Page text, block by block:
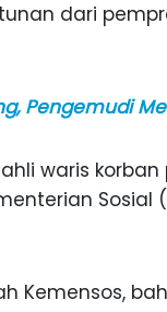
dari
Pengemudi
waris korban
Sosial
Kemensos,